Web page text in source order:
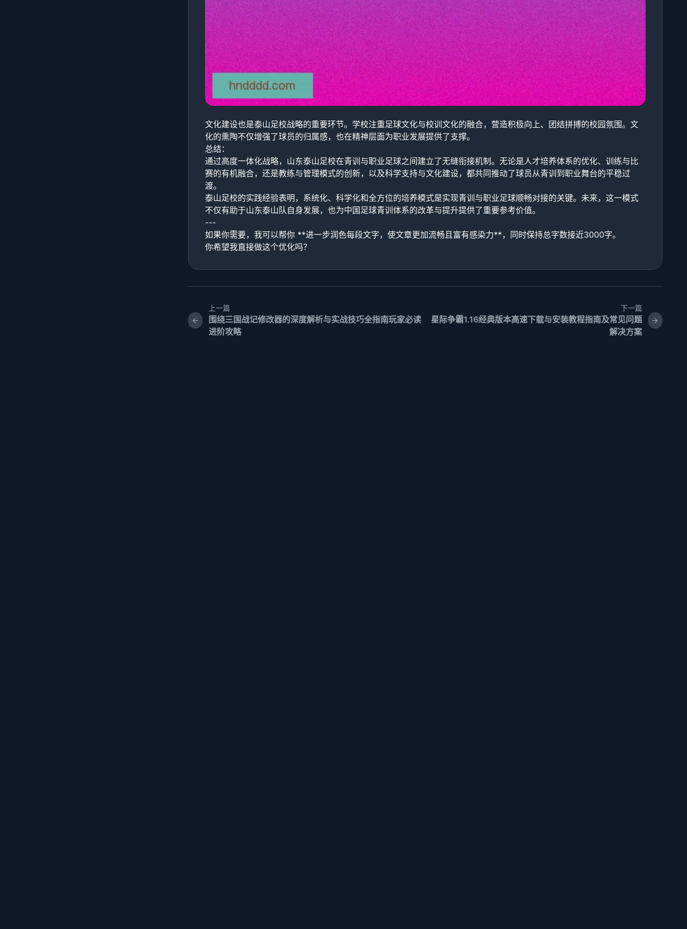
文化建设也是泰山足校战略的重要环节。学校注重足球文化与校训文化的融合，营造积极向上、团结拼搏的校园氛围。文
化的熏陶不仅增强了球员的归属感，也在精神层面为职业发展提供了支撑。
总结：
通过高度一体化战略，山东泰山足校在青训与职业足球之间建立了无缝衔接机制。无论是人才培养体系的优化、训练与比
赛的有机融合，还是教练与管理模式的创新，以及科学支持与文化建设，都共同推动了球员从青训到职业舞台的平稳过
渡。
泰山足校的实践经验表明，系统化、科学化和全方位的培养模式是实现青训与职业足球顺畅对接的关键。未来，这一模式
不仅有助于山东泰山队自身发展，也为中国足球青训体系的改革与提升提供了重要参考价值。
---
如果你需要，我可以帮你 **进一步润色每段文字，使文章更加流畅且富有感染力**，同时保持总字数接近3000字。
你希望我直接做这个优化吗？
上一篇
围绕三国战记修改器的深度解析与实战技巧全指南玩家必读
进阶攻略
下一篇
星际争霸1.16经典版本高速下载与安装教程指南及常见问题
解决方案